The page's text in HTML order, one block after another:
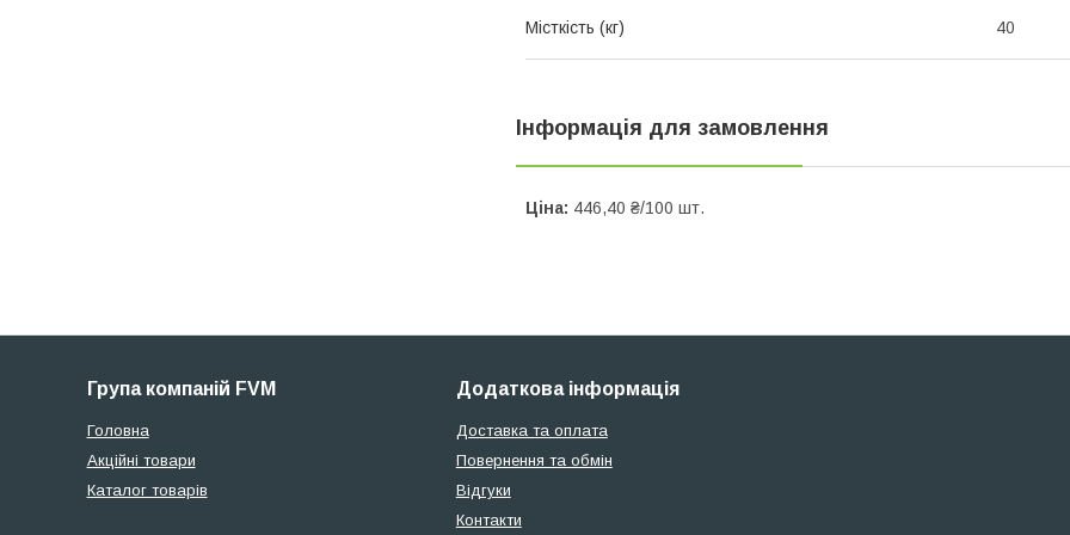
Місткість (кг) 40
Інформація для замовлення
Ціна: 446,40 ₴/100 шт.
Група компаній FVM
Головна
Акційні товари
Каталог товарів
Додаткова інформація
Доставка та оплата
Повернення та обмін
Відгуки
Контакти